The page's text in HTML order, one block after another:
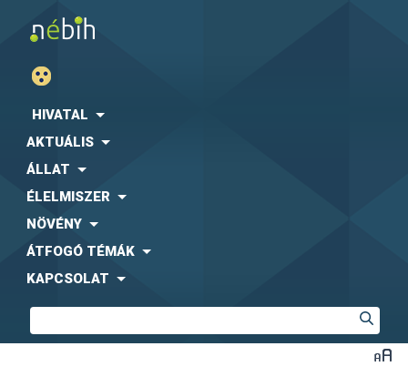
HIVATAL
AKTUÁLIS
ÁLLAT
ÉLELMISZER
NÖVÉNY
ÁTFOGÓ TÉMÁK
KAPCSOLAT